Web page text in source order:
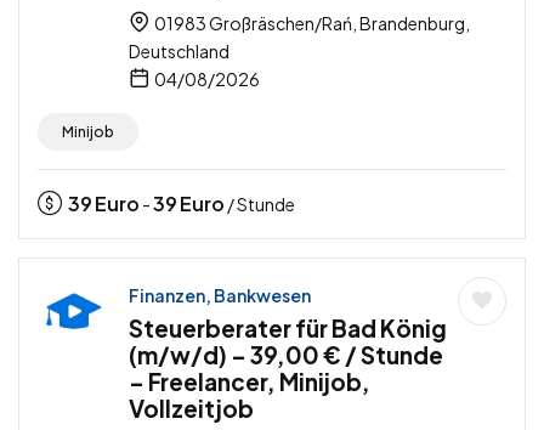
01983 Großräschen/Rań, Brandenburg,
Deutschland
04/08/2026
Minijob
39Euro -39Euro / Stunde
Finanzen, Bankwesen
Steuerberater für Bad König
(m/w/d) – 39,00 € / Stunde
– Freelancer, Minijob,
Vollzeitjob